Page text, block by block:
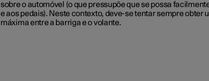
sobre o automóvel (o que pressupõe que se possa
e aos pedais). Neste contexto, deve-se tentar sempre obter
máxima entre a barriga e o volante.